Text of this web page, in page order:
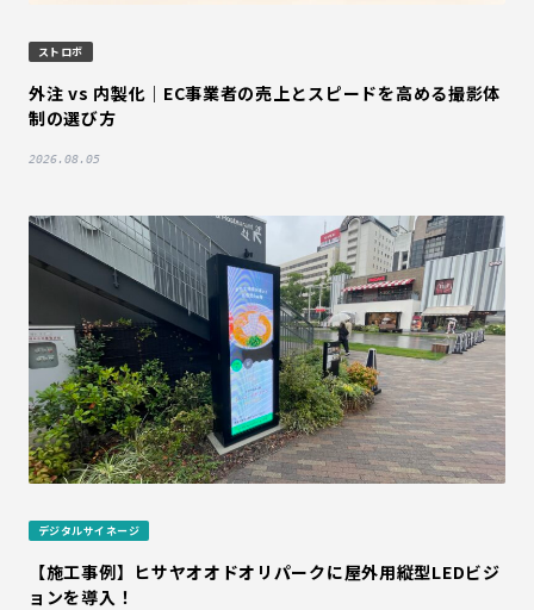
ストロボ
外注 vs 内製化｜EC事業者の売上とスピードを高める撮影体
制の選び方
2026.08.05
デジタルサイネージ
【施工事例】ヒサヤオオドオリパークに屋外用縦型LEDビジ
ョンを導入！